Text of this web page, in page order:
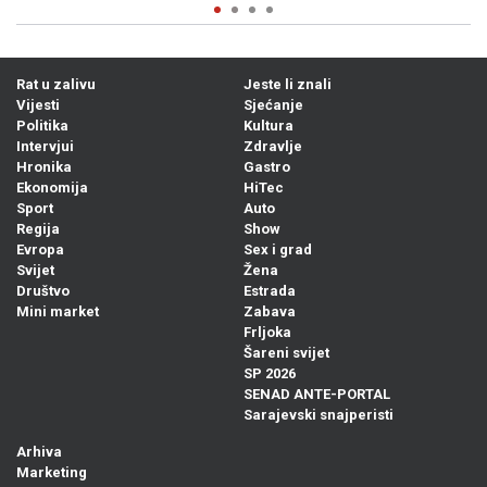
Rat u zalivu
Vijesti
Politika
Intervjui
Hronika
Ekonomija
Sport
Regija
Evropa
Svijet
Društvo
Mini market
Jeste li znali
Sjećanje
Kultura
Zdravlje
Gastro
HiTec
Auto
Show
Sex i grad
Žena
Estrada
Zabava
Frljoka
Šareni svijet
SP 2026
SENAD ANTE-PORTAL
Sarajevski snajperisti
Arhiva
Marketing